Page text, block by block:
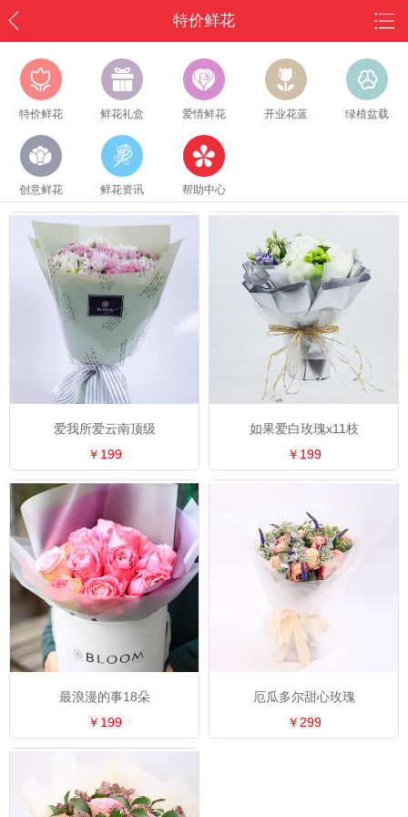
特价鲜花
特价鲜花 鲜花礼盒 爱情鲜花 开业花蓝 绿植盆载
创意鲜花 鲜花资讯 帮助中心
爱我所爱云南顶级
￥199
如果爱白玫瑰x11枝
￥199
最浪漫的事18朵
￥199
厄瓜多尔甜心玫瑰
￥299